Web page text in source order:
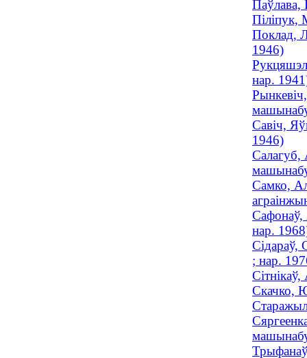
Паўлава,
Піліпук,
Поклад,
1946)
нар.
Савіч,
1946)
Салагуб,
Самко,
Сафонаў,
нар.
Сідараў,
; нар.
Скачко,